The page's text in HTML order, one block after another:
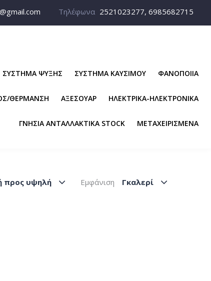
Τηλέφωνα 2521023277, 6985682715
ΣΥΣΤΗΜΑ ΨΥΞΗΣ ΣΥΣΤΗΜΑ ΚΑΥΣΙΜΟΥ ΦΑΝΟΠΟΙΙΑ
ΘΕΡΜΑΝΣΗ ΑΞΕΣΟΥΑΡ ΗΛΕΚΤΡΙΚΑ-ΗΛΕΚΤΡΟΝΙΚΑ
ΓΝΗΣΙΑ ΑΝΤΑΛΛΑΚΤΙΚΑ STOCK ΜΕΤΑΧΕΙΡΙΣΜΕΝΑ
Εμφάνιση Γκαλερί
προς υψηλή